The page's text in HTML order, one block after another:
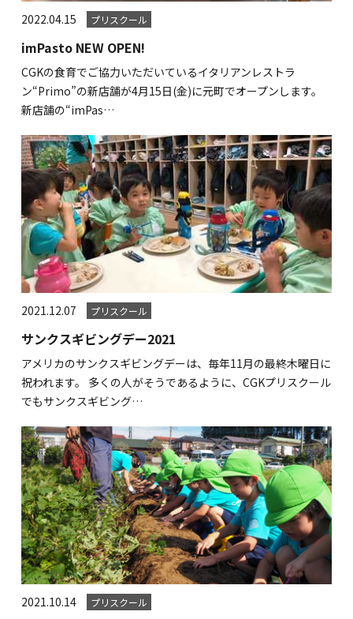
2022.04.15 プリスクール
imPasto NEW OPEN!
CGKの食育でご協力いただいているイタリアンレストラ
ン“Primo”の新店舗が4月15日(金)に元町でオープンします。
新店舗の“imPas…
2021.12.07 プリスクール
サンクスギビングデー2021
アメリカのサンクスギビングデーは、毎年11月の最終木曜日に
祝われます。 多くの人がそうであるように、CGKプリスクール
でもサンクスギビング…
2021.10.14 プリスクール